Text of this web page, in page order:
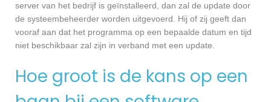
server van het bedrijf is geïnstalleerd, dan zal de update door
de systeembeheerder worden uitgevoerd. Hij of zij geeft dan
vooraf aan dat het programma op een bepaalde datum en tijd
niet beschikbaar zal zijn in verband met een update.
Hoe groot is de kans op een